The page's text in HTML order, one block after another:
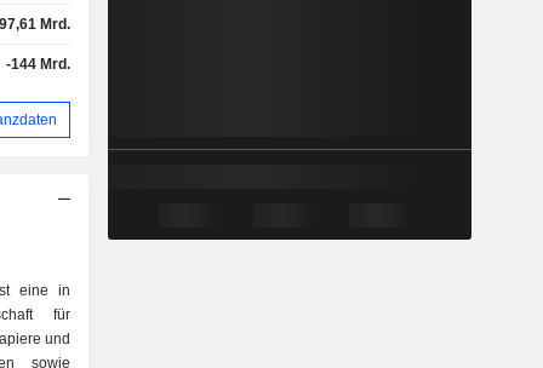
97,61 Mrd.
-144 Mrd.
eine in
für
und
sowie